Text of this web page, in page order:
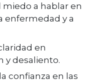
miedo a hablar en
enfermedad y a
en
y desaliento.
confianza en las